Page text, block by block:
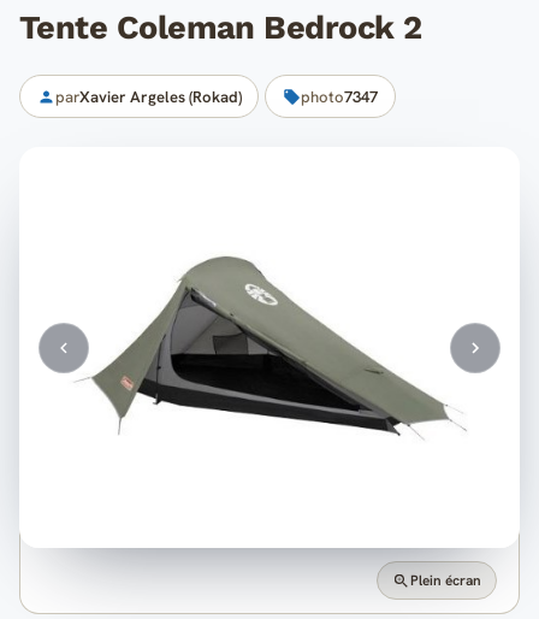
Tente Coleman Bedrock 2
parXavier Argeles (Rokad) photo7347
Plein écran